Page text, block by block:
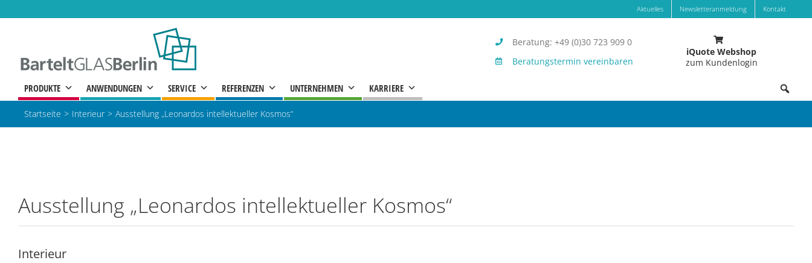
Aktuelles Newsletteranmeldung Kontakt
Beratung: +49 (0)30 723 909 0
Beratungstermin vereinbaren
iQuote Webshop
zum Kundenlogin
PRODUKTE ANWENDUNGEN SERVICE REFERENZEN UNTERNEHMEN KARRIERE
Startseite Interieur Ausstellung „Leonardos intellektueller Kosmos“
Ausstellung „Leonardos intellektueller Kosmos“
Interieur